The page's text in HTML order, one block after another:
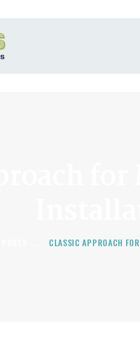
CLASSIC APPROACH